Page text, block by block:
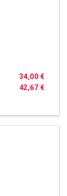
42,67 €
34,00 €